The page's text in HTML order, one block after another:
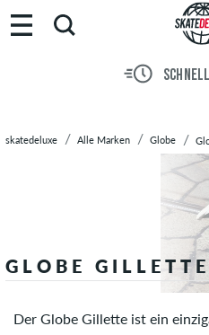
Marken
Skateboards
Sale
skatedeluxe Alle Marken Globe
GLOBE GILLETTE
Der Globe Gillette ist ein